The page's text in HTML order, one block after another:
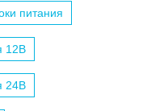
питания
12B
24B